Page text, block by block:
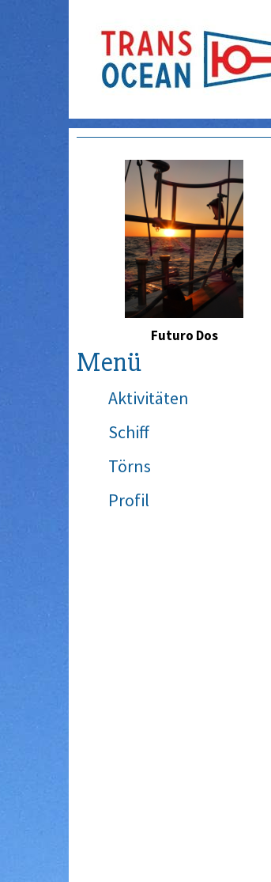
Futuro Dos
Menü
Aktivitäten
Schiff
Törns
Profil